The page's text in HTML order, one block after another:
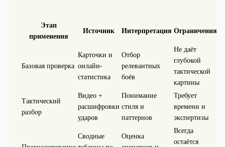
Этап
применения
Источник Интерпретация Ограничения
Базовая проверка
Карточки и
онлайн-
статистика
Отбор
релевантных
боёв
Не даёт
глубокой
тактической
картины
Тактический
разбор
Видео +
расшифровки
ударов
Понимание
стиля и
паттернов
Требует
времени и
экспертизы
Сводные
Оценка
Всегда
остаётся